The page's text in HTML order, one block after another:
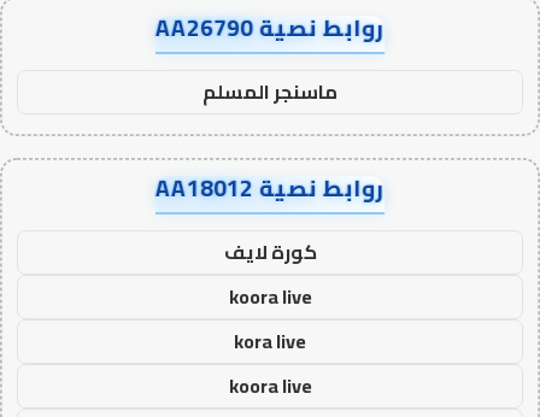
روابط نصية AA26790
ماسنجر المسلم
روابط نصية AA18012
كورة لايف
koora live
kora live
koora live